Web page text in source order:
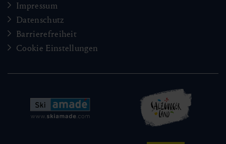
Impressum
Datenschutz
Barrierefreiheit
Cookie Einstellungen